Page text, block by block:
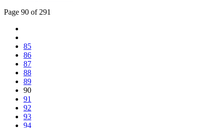
Page 90 of 291
85
86
87
88
89
90
91
92
93
94